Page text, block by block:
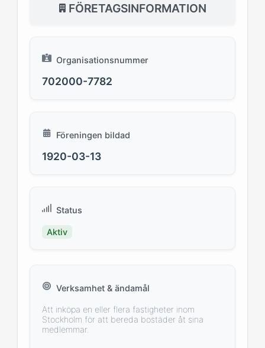
FÖRETAGSINFORMATION
Organisationsnummer
702000-7782
Föreningen bildad
1920-03-13
Status
Aktiv
Verksamhet & ändamål
Att inköpa en eller flera fastigheter inom
Stockholm för att bereda bostäder åt sina
medlemmar.